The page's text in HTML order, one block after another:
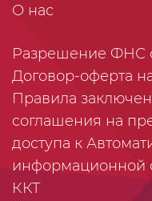
О нас
Разрешение ФНС
Договор-оферта
Правила
соглашения на
доступа к
информационной
ККТ